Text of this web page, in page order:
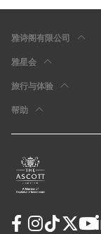
雅诗阁有限公司
雅星会
旅行与体验
帮助